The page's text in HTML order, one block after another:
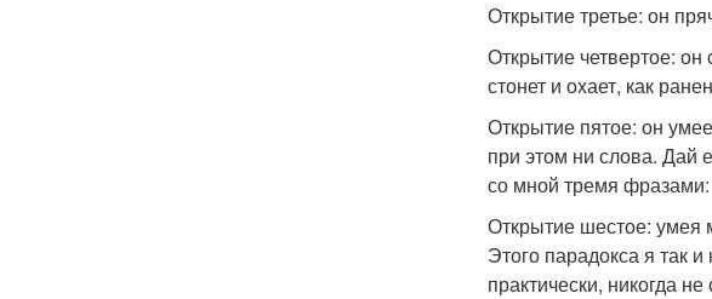
Открытие третье: он
Открытие четвертое: он
стонет и охает, как
Открытие пятое: он
при этом ни слова.
со мной тремя
Открытие шестое: умея
Этого парадокса я так
практически, никогда